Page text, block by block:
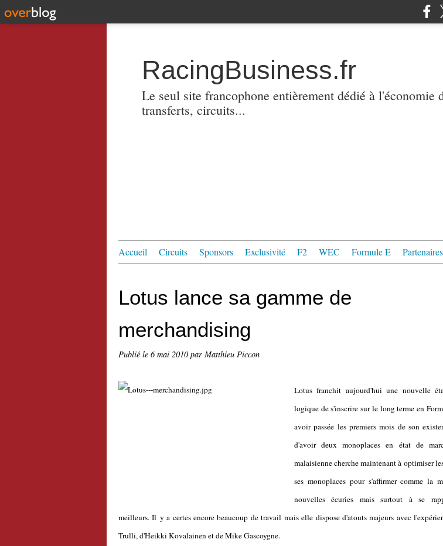
RacingBusiness.fr
Le seul site francophone entièrement dédié à l'économie
transferts, circuits...
Accueil Circuits Sponsors Exclusivité F2 WEC Formule E Partenaires
Lotus lance sa gamme de
merchandising
Publié le 6 mai 2010par Matthieu Piccon
Lotus franchit aujourd'hui une nouvelle
logique de s'inscrire sur le long terme en
avoir passée les premiers mois de son
d'avoir deux monoplaces en état de
malaisienne cherche maintenant à optimiser
ses monoplaces pour s'affirmer comme la
nouvelles écuries mais surtout à se
meilleurs. Il y a certes encore beaucoup de travail mais elle dispose d'atouts majeurs avec
Trulli, d'Heikki Kovalainen et de Mike Gascoygne.